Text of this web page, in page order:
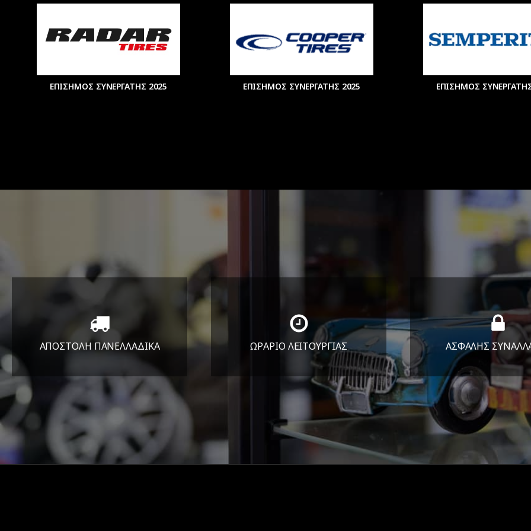
ΕΠΙΣΗΜΟΣ ΣΥΝΕΡΓΑΤΗΣ 2025 ΕΠΙΣΗΜΟΣ ΣΥΝΕΡΓΑΤΗΣ 2025 ΕΠΙΣΗΜΟΣ
ΑΠΟΣΤΟΛΗ ΠΑΝΕΛΛΑΔΙΚA
Όπου και αν είστε θα σας
στείλουμε τα ελαστικά σας
ΩΡΑΡΙΟ ΛΕΙΤΟΥΡΓΙΑΣ
ΔΕΥ-ΠΑΡ 8:30-17:30
ΑΣΦΑΛΗΣ
Εγγυόμαστε την
των συναλλαγών